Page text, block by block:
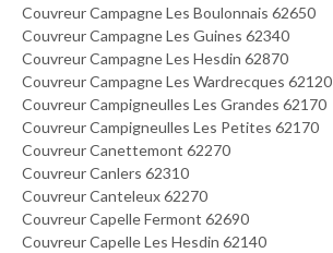
Couvreur Campagne Les Boulonnais 62650
Couvreur Campagne Les Guines 62340
Couvreur Campagne Les Hesdin 62870
Couvreur Campagne Les Wardrecques 62120
Couvreur Campigneulles Les Grandes 62170
Couvreur Campigneulles Les Petites 62170
Couvreur Canettemont 62270
Couvreur Canlers 62310
Couvreur Canteleux 62270
Couvreur Capelle Fermont 62690
Couvreur Capelle Les Hesdin 62140